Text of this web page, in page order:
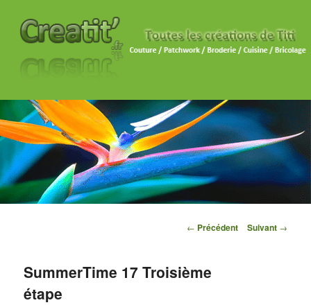
Navigation des articles
← Précédent Suivant →
SummerTime 17 Troisième
étape